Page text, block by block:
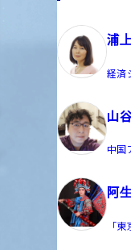
浦
経済
山
中国
阿
「